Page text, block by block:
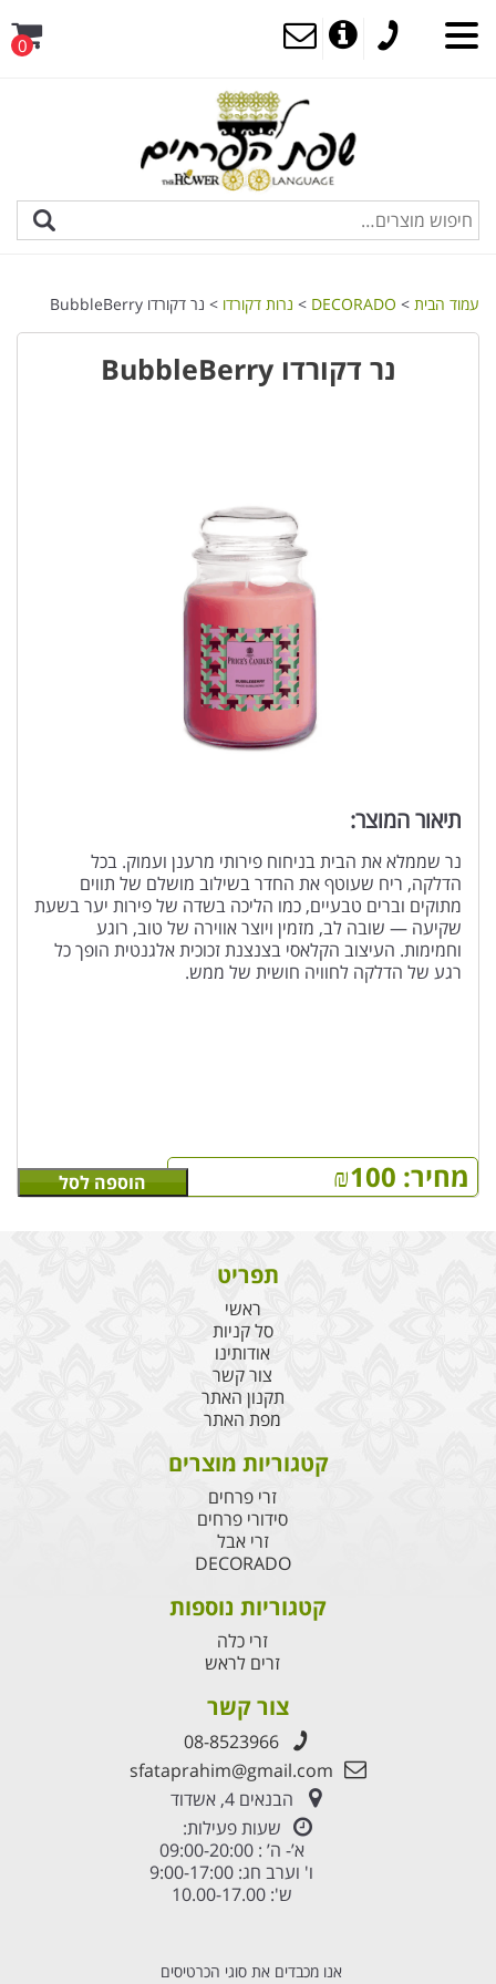
0
עמוד הבית >
DECORADO
> נרות דקורדו > נר דקורדו BubbleBerry
נר דקורדו BubbleBerry
תיאור המוצר:
נר שממלא את הבית בניחוח פירותי מרענן ועמוק. בכל
הדלקה, ריח שעוטף את החדר בשילוב מושלם של תווים
מתוקים וברים טבעיים, כמו הליכה בשדה של פירות יער בשעת
שקיעה — שובה לב, מזמין ויוצר אווירה של טוב, רוגע
וחמימות. העיצוב הקלאסי בצנצנת זכוכית אלגנטית הופך כל
רגע של הדלקה לחוויה חושית של ממש.
מחיר: ₪100 הוספה לסל
תפריט
ראשי
סל קניות
אודותינו
צור קשר
תקנון האתר
מפת האתר
קטגוריות מוצרים
זרי פרחים
סידורי פרחים
זרי אבל
DECORADO
קטגוריות נוספות
זרי כלה
זרים לראש
צור קשר
08-8523966
sfataprahim@gmail.com
הבנאים 4, אשדוד
שעות פעילות:
א’- ה’ : 09:00-20:00
ו' וערב חג: 9:00-17:00
ש': 10.00-17.00
אנו מכבדים את סוגי הכרטיסים